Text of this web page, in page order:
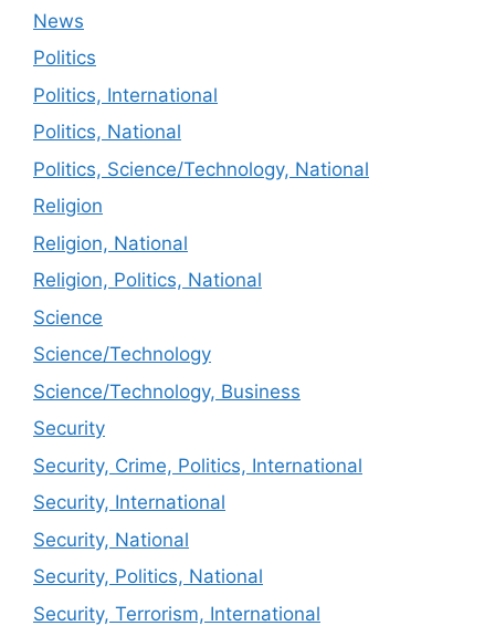
News
Politics
Politics, International
Politics, National
Politics, Science/Technology, National
Religion
Religion, National
Religion, Politics, National
Science
Science/Technology
Science/Technology, Business
Security
Security, Crime, Politics, International
Security, International
Security, National
Security, Politics, National
Security, Terrorism, International